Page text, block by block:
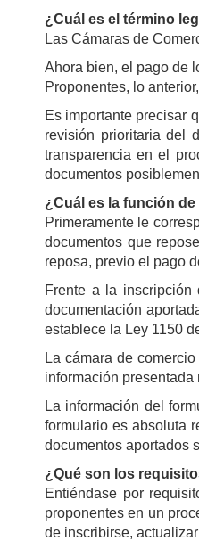
¿Cuál es el término
Las Cámaras de
Ahora bien, el pago de
Proponentes, lo
Es importante precisar
revisión prioritaria del
transparencia en el
documentos
¿Cuál es la función
Primeramente le
documentos que
reposa, previo el pago
Frente a la
documentación
establece la Ley 1150
La cámara de
información
La información del
formulario es absoluta
documentos aportados
¿Qué son los
Entiéndase por
proponentes en un
de inscribirse,